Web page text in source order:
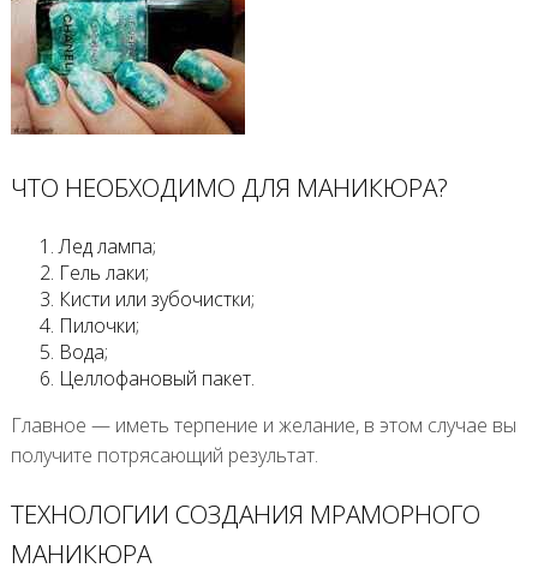
ЧТО НЕОБХОДИМО ДЛЯ МАНИКЮРА?
Лед лампа;
Гель лаки;
Кисти или зубочистки;
Пилочки;
Вода;
Целлофановый пакет.
Главное — иметь терпение и желание, в этом случае вы
получите потрясающий результат.
ТЕХНОЛОГИИ СОЗДАНИЯ МРАМОРНОГО
МАНИКЮРА